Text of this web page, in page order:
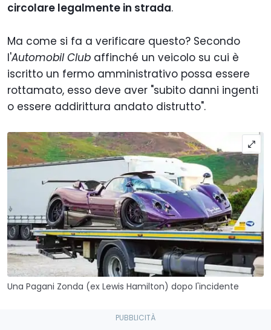
circolare legalmente in strada.
Ma come si fa a verificare questo? Secondo
l'Automobil Club affinché un veicolo su cui è
iscritto un fermo amministrativo possa essere
rottamato, esso deve aver "subito danni ingenti
o essere addirittura andato distrutto".
Una Pagani Zonda (ex Lewis Hamilton) dopo l'incidente